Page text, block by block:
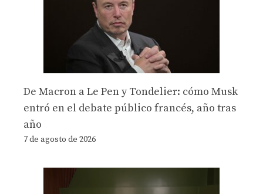
De Macron a Le Pen y Tondelier: cómo Musk
entró en el debate público francés, año tras
año
7 de agosto de 2026